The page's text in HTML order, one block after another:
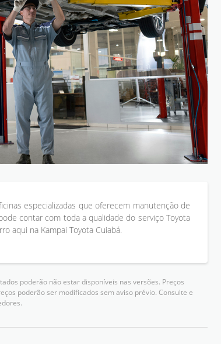
especializadas que oferecem manutenção de
contar com toda a qualidade do serviço Toyota
aqui na Kampai Toyota Cuiabá.
poderão não estar disponíveis nas versões. Preços
poderão ser modificados sem aviso prévio. Consulte e